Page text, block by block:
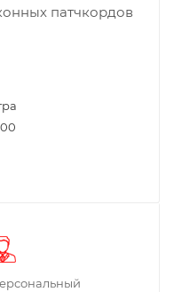
патчкордов